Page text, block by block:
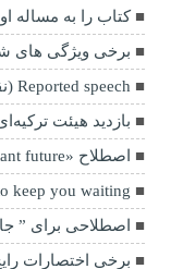
کتاب را به مساله
برخی ویژگی های
Reported speech (نقل قول)
بازدید هیئت
اصطلاح «Not-so-distant future»
keep you waiting
اصطلاحی برای ”